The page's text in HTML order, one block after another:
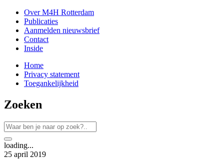
Over M4H Rotterdam
Publicaties
Aanmelden nieuwsbrief
Contact
Inside
Home
Privacy statement
Toegankelijkheid
Zoeken
loading...
25 april 2019